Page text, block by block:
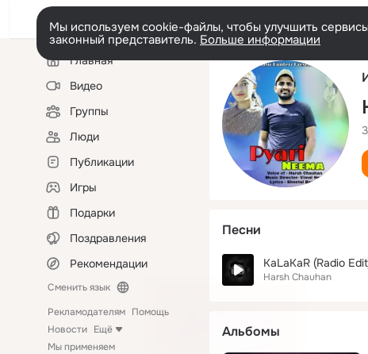
Мы используем cookie-файлы, чтобы улучшить
законный представитель. Больше информации
Левая
колонкаГлавная
Видео
Группы
Люди
Публикации
Игры
Подарки
Поздравления
Рекомендации
Сменить язык
Рекламодателям Помощь
Новости Ещё
Мы применяем
Песни
KaLaKaR (Radio
Harsh Chauhan
Альбомы